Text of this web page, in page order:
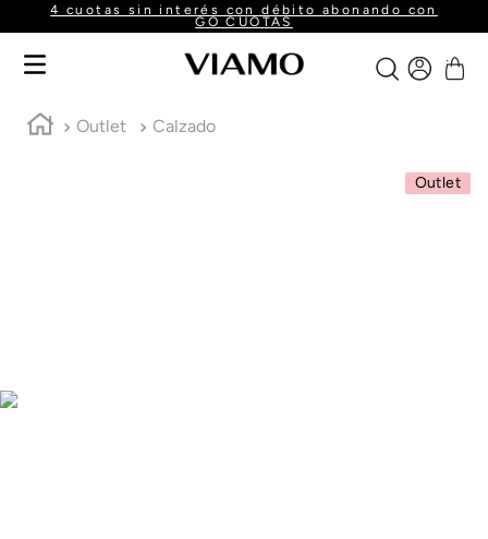
4 cuotas sin interés con débito abonando con
GO CUOTAS
Outlet Calzado
Outlet